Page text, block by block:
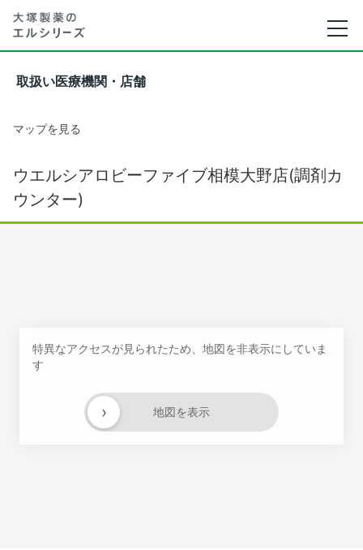
取扱い医療機関・店舗
マップを見る
ウエルシアロビーファイブ相模大野店(調剤カ
ウンター)
特異なアクセスが見られたため、地図を非表示にしていま
す
地図を表示
›